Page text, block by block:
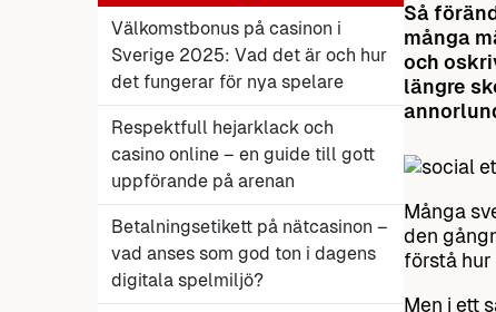
Välkomstbonus på casinon i
Sverige 2025: Vad det är och hur
det fungerar för nya spelare
Respektfull hejarklack och
casino online – en guide till gott
uppförande på arenan
Betalningsetikett på nätcasinon –
vad anses som god ton i dagens
digitala spelmiljö?
Så
många
och
längre
Många
den
förstå
Men i ett